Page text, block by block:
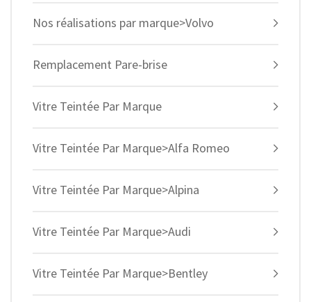
Nos réalisations par marque>Volvo
Remplacement Pare-brise
Vitre Teintée Par Marque
Vitre Teintée Par Marque>Alfa Romeo
Vitre Teintée Par Marque>Alpina
Vitre Teintée Par Marque>Audi
Vitre Teintée Par Marque>Bentley